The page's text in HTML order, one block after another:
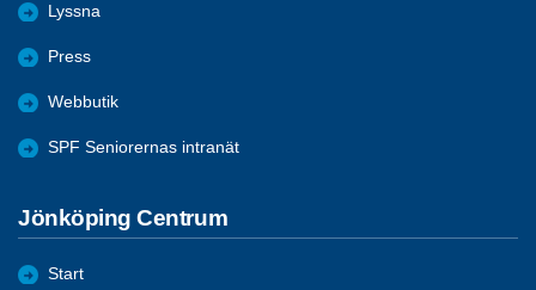
Lyssna
Press
Webbutik
SPF Seniorernas intranät
Jönköping Centrum
Start